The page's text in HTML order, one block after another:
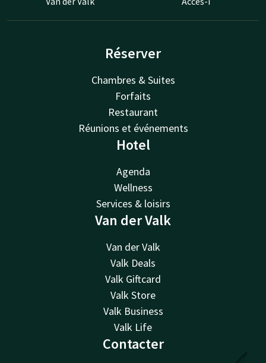
Réserver
Chambres & Suites
Forfaits
Restaurant
Réunions et événements
Hotel
Agenda
Wellness
Services & loisirs
Van der Valk
Van der Valk
Valk Deals
Valk Giftcard
Valk Store
Valk Business
Valk Life
Contacter